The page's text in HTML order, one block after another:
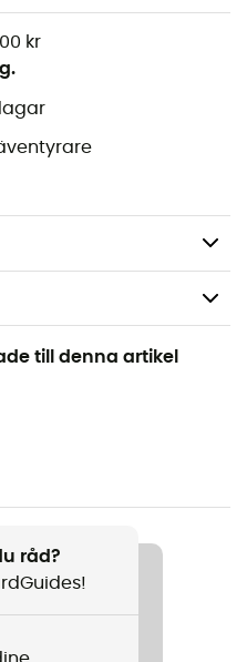
krsidan, okej?!). Nu kan
fantastisk ut.
i Frankrike och
och
till denna artikel
råd?